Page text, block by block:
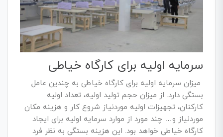
سرمایه اولیه برای کارگاه خیاطی
میزان سرمایه اولیه برای کارگاه خیاطی به چندین عامل
بستگی دارد. از میزان حجم تولید اولیه، تعداد اولیه
کارکنان، تجهیزات اولیه موردنیاز شروع کار و هزینه مکان
موردنیاز و… چند مورد از موارد سرمایه اولیه برای ایجاد
کارگاه خیاطی خواهد بود. این هزینه بستگی به نظر فرد